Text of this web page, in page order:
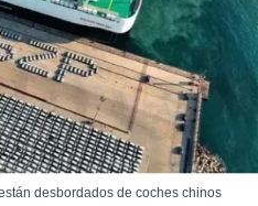
desbordados de coches chinos